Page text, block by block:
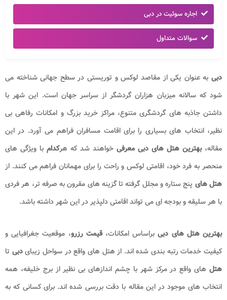
اجاره سوئیت در دبی
سوالات متداول
دبی به عنوان یکی از مقاصد لوکس و توریستی در سطح جهانی شناخته می
شود که سالانه میزبان هزاران گردشگر از سراسر جهان است. این شهر با
داشتن جاذبه های گردشگری متنوع، مراکز خرید بزرگ و امکانات رفاهی بی
نظیر، انتخاب های بسیاری را برای اقامت مسافران فراهم می آورد. در این
مقاله،بهترین هتل های دبی معرفی خواهند شد که هرکدام با ویژگی های
منحصر به فرد خود، اقامتی لوکس و راحت را برای مهمانان فراهم می کنند. از
هتل های پنج ستاره و مجلل گرفته تا گزینه های مقرون به صرفه تر، هر فردی
با هر سلیقه و بودجه ای می تواند اقامتی دلپذیر در این شهر داشته باشد.
بهترین هتل های دبیبراساس امکانات،قیمت رزرو، موقعیت جغرافیایی و
کیفیت خدمات رتبه بندی شده اند. از هتل های واقع در سواحل زیبایدبی تا
هتل های واقع در مرکز شهر با چشم اندازهای بی نظیر از برج خلیفه، همه
انتخاب های موجود در این مقاله با دقت بررسی شده اند. برای کسانی که به